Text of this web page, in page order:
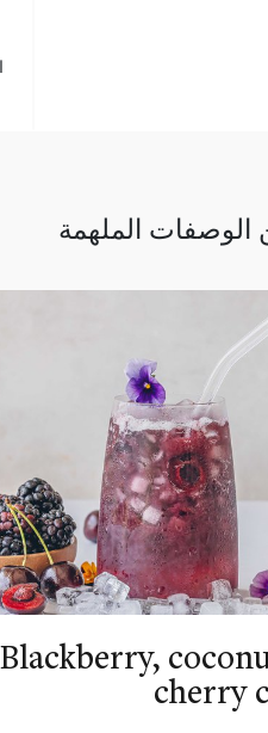
الوصفات الملهمة
Blackberry,
cherry